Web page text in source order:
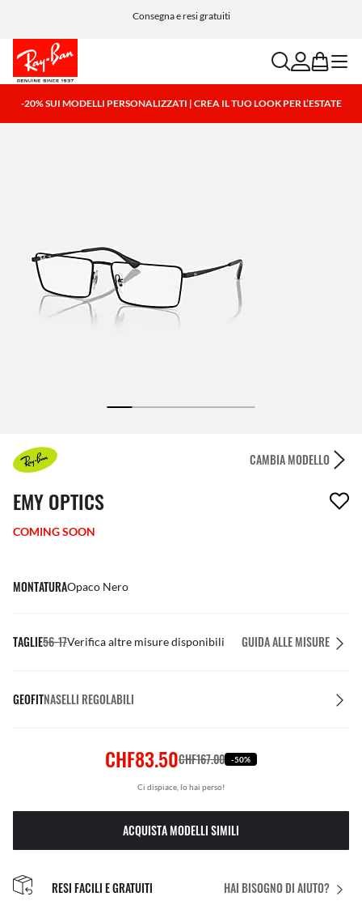
Paga in tutta semplicità con Klarna e PayPal
searchaccount
bag menu
-20% SUI MODELLI PERSONALIZZATI | CREA IL TUO LOOK PER L’ESTATE
CAMBIA MODELLO
1 articolo è stato aggiunto alla tua wishlist
EMY OPTICS
COMING SOON
MONTATURAOpaco Nero
TAGLIE56-17Verifica altre misure disponibili GUIDA ALLE MISURE
GEOFITNASELLI REGOLABILI
CHF83.50CHF167.00 -50%
Ci dispiace, lo hai perso!
ACQUISTA MODELLI SIMILI
HAI BISOGNO DI AIUTO?
RESI FACILI E GRATUITI